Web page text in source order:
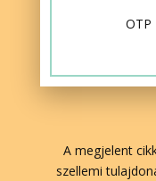
OTP
A megjelent
szellemi